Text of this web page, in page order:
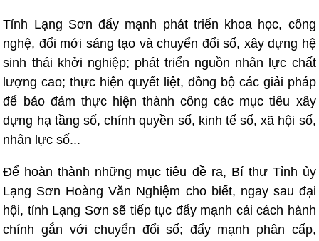
Tỉnh Lạng Sơn đẩy mạnh phát triển khoa học, công
nghệ, đổi mới sáng tạo và chuyển đổi số, xây dựng hệ
sinh thái khởi nghiệp; phát triển nguồn nhân lực chất
lượng cao; thực hiện quyết liệt, đồng bộ các giải pháp
để bảo đảm thực hiện thành công các mục tiêu xây
dựng hạ tầng số, chính quyền số, kinh tế số, xã hội số,
nhân lực số...
Để hoàn thành những mục tiêu đề ra, Bí thư Tỉnh ủy
Lạng Sơn Hoàng Văn Nghiệm cho biết, ngay sau đại
hội, tỉnh Lạng Sơn sẽ tiếp tục đẩy mạnh cải cách hành
chính gắn với chuyển đổi số; đẩy mạnh phân cấp,